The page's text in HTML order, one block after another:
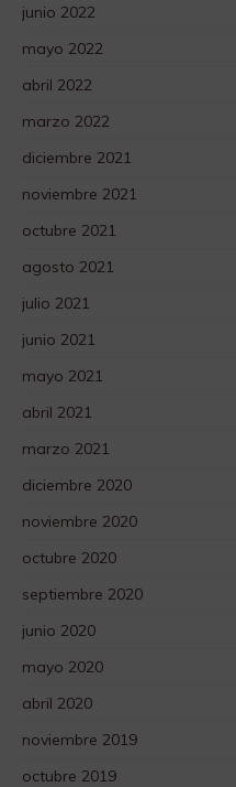
junio 2022
mayo 2022
abril 2022
marzo 2022
diciembre 2021
noviembre 2021
octubre 2021
agosto 2021
julio 2021
junio 2021
mayo 2021
abril 2021
marzo 2021
diciembre 2020
noviembre 2020
octubre 2020
septiembre 2020
junio 2020
mayo 2020
abril 2020
noviembre 2019
octubre 2019